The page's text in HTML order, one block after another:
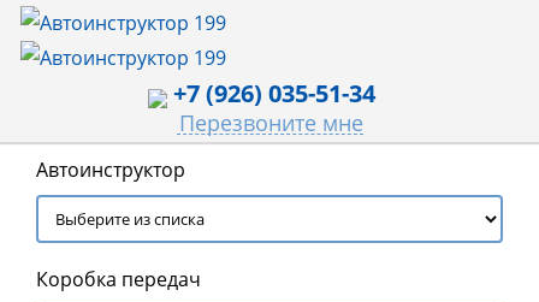
+7 (926) 035-51-34
Перезвоните мне
Автоинструктор
Коробка передач